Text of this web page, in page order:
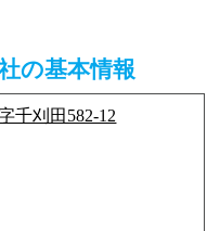
の基本情報
千刈田582-12